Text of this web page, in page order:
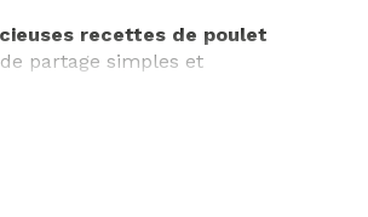
recettes de poulet
partage simples et
à ses consommateurs. A